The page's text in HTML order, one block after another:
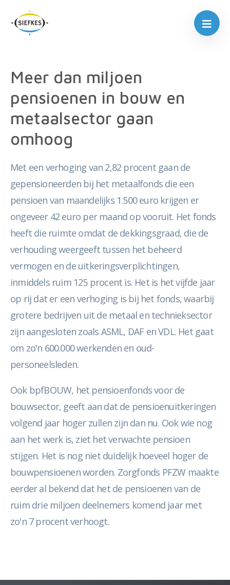
Meer dan miljoen
pensioenen in bouw en
metaalsector gaan
omhoog
Met een verhoging van 2,82 procent gaan de
gepensioneerden bij het metaalfonds die een
pensioen van maandelijks 1.500 euro krijgen er
ongeveer 42 euro per maand op vooruit. Het fonds
heeft die ruimte omdat de dekkingsgraad, die de
verhouding weergeeft tussen het beheerd
vermogen en de uitkeringsverplichtingen,
inmiddels ruim 125 procent is. Het is het vijfde jaar
op rij dat er een verhoging is bij het fonds, waarbij
grotere bedrijven uit de metaal en technieksector
zijn aangesloten zoals ASML, DAF en VDL. Het gaat
om zo'n 600.000 werkenden en oud-
personeelsleden.
Ook bpfBOUW, het pensioenfonds voor de
bouwsector, geeft aan dat de pensioenuitkeringen
volgend jaar hoger zullen zijn dan nu. Ook wie nog
aan het werk is, ziet het verwachte pensioen
stijgen. Het is nog niet duidelijk hoeveel hoger de
bouwpensioenen worden. Zorgfonds PFZW maakte
eerder al bekend dat het de pensioenen van de
ruim drie miljoen deelnemers komend jaar met
zo'n 7 procent verhoogt.